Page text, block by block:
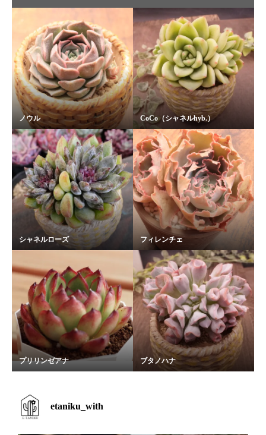
ノウル CoCo（シャネルhyb.）
シャネルローズ フィレンチェ
プリリンゼアナ ブタノハナ
etaniku_with